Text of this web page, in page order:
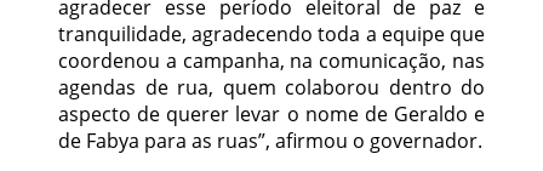
agradecer esse período eleitoral de paz e
tranquilidade, agradecendo toda a equipe que
coordenou a campanha, na comunicação, nas
agendas de rua, quem colaborou dentro do
aspecto de querer levar o nome de Geraldo e
de Fabya para as ruas”, afirmou o governador.